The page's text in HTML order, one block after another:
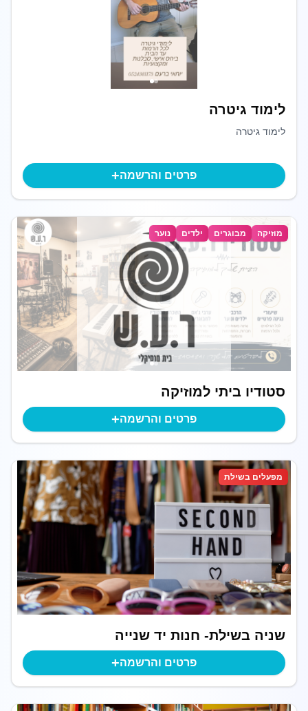
לימוד גיטרה
לימוד גיטרה
פרטים והרשמה+
מוזיקה מבוגרים ילדים נוער
סטודיו ביתי למוזיקה
פרטים והרשמה+
מפעלים בשילת
שניה בשילת- חנות יד שנייה
פרטים והרשמה+